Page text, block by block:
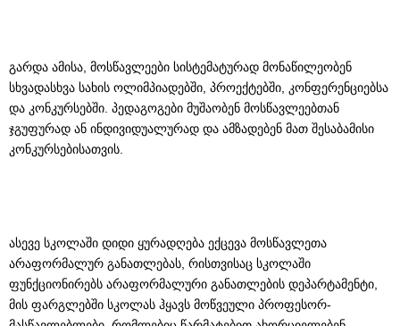
გარდა ამისა, მოსწავლეები სისტემატურად მონაწილეობენ
სხვადასხვა სახის ოლიმპიადებში, პროექტებში, კონფერენციებსა
და კონკურსებში. პედაგოგები მუშაობენ მოსწავლეებთან
ჯგუფურად ან ინდივიდუალურად და ამზადებენ მათ შესაბამისი
კონკურსებისათვის.
ასევე სკოლაში დიდი ყურადღება ექცევა მოსწავლეთა
არაფორმალურ განათლებას, რისთვისაც სკოლაში
ფუნქციონირებს არაფორმალური განათლების დეპარტამენტი,
მის ფარგლებში სკოლას ჰყავს მოწვეული პროფესორ-